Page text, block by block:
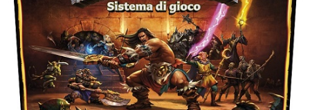
Giochi di Carte Collezionabili
Miniature
Dadi